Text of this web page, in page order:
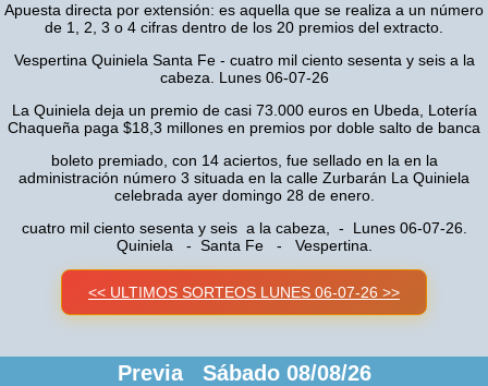
Apuesta directa por extensión: es aquella que se realiza a un número
de 1, 2, 3 o 4 cifras dentro de los 20 premios del extracto.
Vespertina Quiniela Santa Fe - cuatro mil ciento sesenta y seis a la
cabeza. Lunes 06-07-26
La Quiniela deja un premio de casi 73.000 euros en Ubeda, Lotería
Chaqueña paga $18,3 millones en premios por doble salto de banca
boleto premiado, con 14 aciertos, fue sellado en la en la
administración número 3 situada en la calle Zurbarán La Quiniela
celebrada ayer domingo 28 de enero.
cuatro mil ciento sesenta y seis a la cabeza, - Lunes 06-07-26.
Quiniela - Santa Fe - Vespertina.
<< ULTIMOS SORTEOS LUNES 06-07-26 >>
Previa Sábado 08/08/26